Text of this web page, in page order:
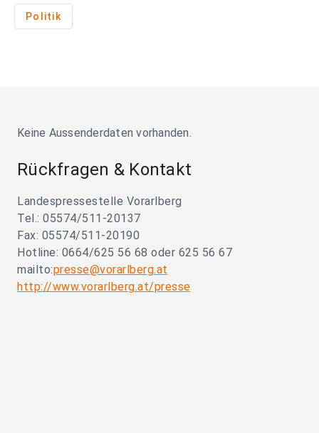
Politik
Keine Aussenderdaten vorhanden.
Rückfragen & Kontakt
Landespressestelle Vorarlberg
Tel.: 05574/511-20137
Fax: 05574/511-20190
Hotline: 0664/625 56 68 oder 625 56 67
mailto:presse@vorarlberg.at
http://www.vorarlberg.at/presse